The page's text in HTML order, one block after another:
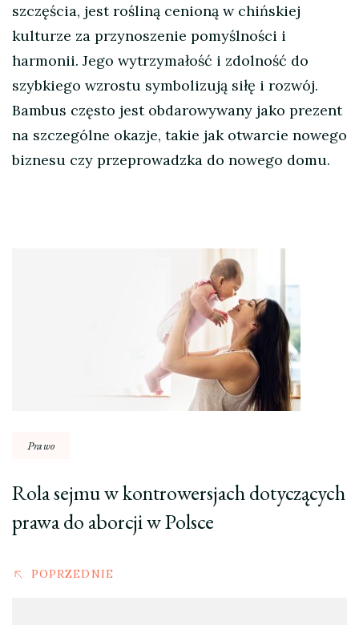
szczęścia, jest rośliną cenioną w chińskiej
kulturze za przynoszenie pomyślności i
harmonii. Jego wytrzymałość i zdolność do
szybkiego wzrostu symbolizują siłę i rozwój.
Bambus często jest obdarowywany jako prezent
na szczególne okazje, takie jak otwarcie nowego
biznesu czy przeprowadzka do nowego domu.
Prawo
Rola sejmu w kontrowersjach dotyczących
prawa do aborcji w Polsce
POPRZEDNIE